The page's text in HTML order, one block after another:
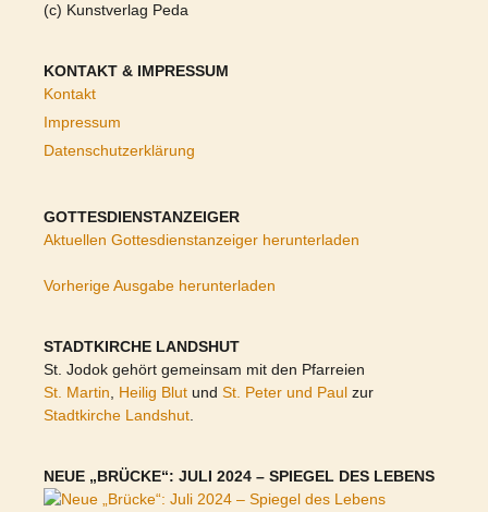
(c) Kunstverlag Peda
KONTAKT & IMPRESSUM
Kontakt
Impressum
Datenschutzerklärung
GOTTESDIENSTANZEIGER
Aktuellen Gottesdienstanzeiger herunterladen
Vorherige Ausgabe herunterladen
STADTKIRCHE LANDSHUT
St. Jodok gehört gemeinsam mit den Pfarreien
St. Martin
Heilig Blut und St. Peter und Paul zur
Stadtkirche Landshut
NEUE „BRÜCKE“: JULI 2024 – SPIEGEL DES LEBENS